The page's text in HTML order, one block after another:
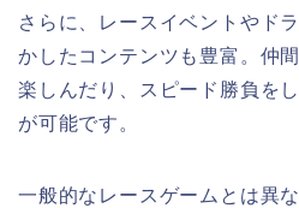
さらに、レースイベントやド
かしたコンテンツも豊富。仲
楽しんだり、スピード勝負を
が可能です。
一般的なレースゲームとは異